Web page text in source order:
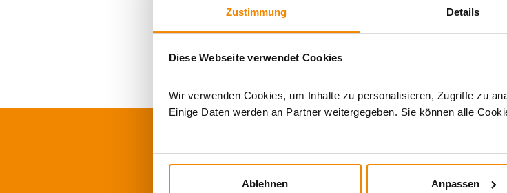
Zustimmung Details
Diese Webseite verwendet Cookies
Wir verwenden Cookies, um Inhalte zu personalisieren, Zugriffe zu
Einige Daten werden an Partner weitergegeben. Sie können alle
Ablehnen Anpassen
100 Tage Geld-zurück-